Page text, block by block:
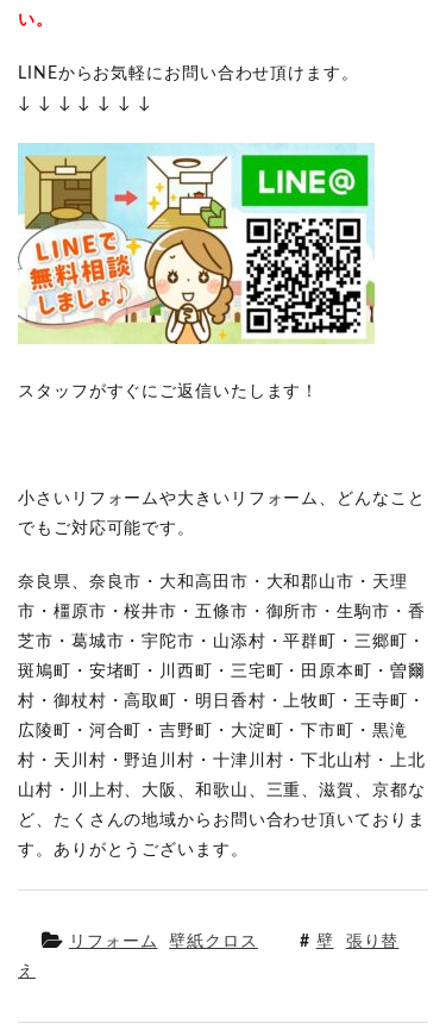
い。
LINEからお気軽にお問い合わせ頂けます。
↓ ↓ ↓ ↓ ↓ ↓ ↓
スタッフがすぐにご返信いたします！
小さいリフォームや大きいリフォーム、どんなこと
でもご対応可能です。
奈良県、奈良市・大和高田市・大和郡山市・天理
市・橿原市・桜井市・五條市・御所市・生駒市・香
芝市・葛城市・宇陀市・山添村・平群町・三郷町・
斑鳩町・安堵町・川西町・三宅町・田原本町・曽爾
村・御杖村・高取町・明日香村・上牧町・王寺町・
広陵町・河合町・吉野町・大淀町・下市町・黒滝
村・天川村・野迫川村・十津川村・下北山村・上北
山村・川上村、大阪、和歌山、三重、滋賀、京都な
ど、たくさんの地域からお問い合わせ頂いておりま
す。ありがとうございます。
リフォーム 壁紙クロス 壁
張り替
え